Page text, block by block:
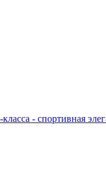
- спортивная